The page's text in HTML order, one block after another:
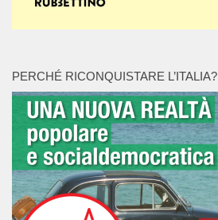
PERCHÉ RICONQUISTARE L’ITALIA?